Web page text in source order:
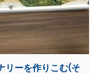
リーを作りこむ(そ